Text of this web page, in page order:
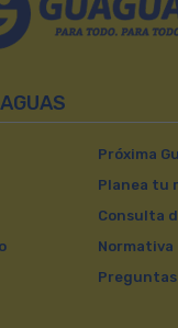
Próxima
Planea tu
Consulta
Normativa